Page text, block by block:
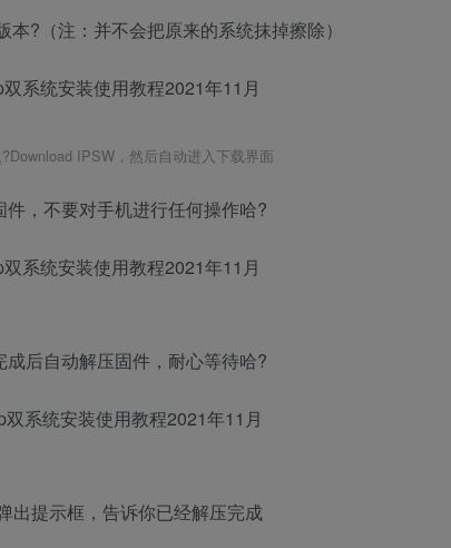
?（注：并不会把原来的系统抹掉擦除）
IPSW，然后自动进入下载界面
件，不要对手机进行任何操作哈?
成后自动解压固件，耐心等待哈?
出提示框，告诉你已经解压完成